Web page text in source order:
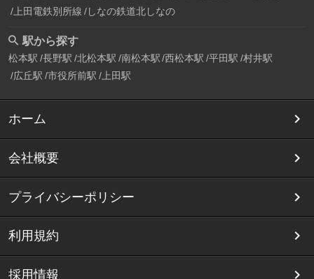
上田電鉄別所線 しなの鉄道北しなの
駅から探す
松本駅 長野駅 北松本駅 南松本駅 西松本駅 平田駅 村井駅
広丘駅 市役所前駅 上田駅
ホーム
会社概要
プライバシーポリシー
利用規約
採用情報